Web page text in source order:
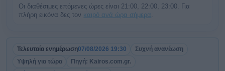
Οι διαθέσιμες επόμενες ώρες είναι 21:00, 22:00, 23:00. Για
πλήρη εικόνα δες τον καιρό ανά ώρα σήμερα.
Τελευταία ενημέρωση07/08/2026 19:30 Συχνή ανανέωση
Υψηλή για τώρα Πηγή: Kairos.com.gr.